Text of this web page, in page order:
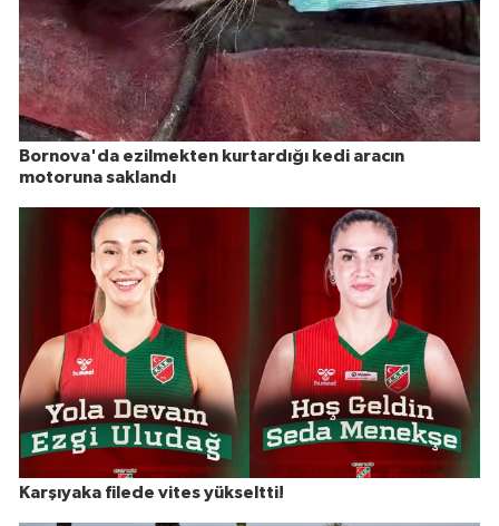
Bornova'da ezilmekten kurtardığı kedi aracın
motoruna saklandı
Karşıyaka filede vites yükseltti!